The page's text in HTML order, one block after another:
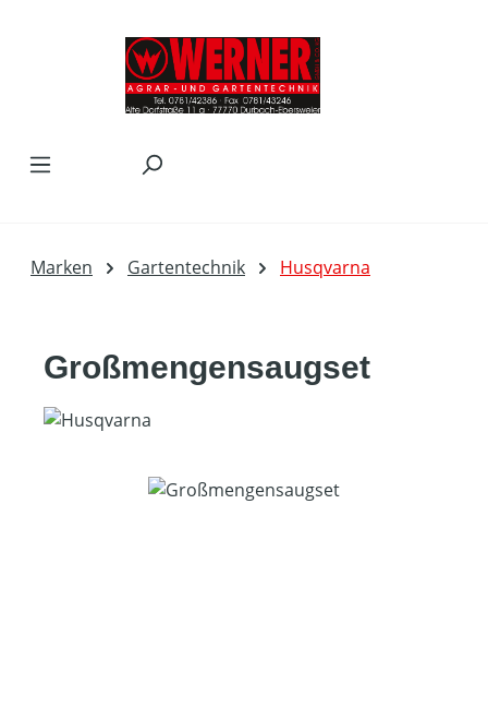
Marken Gartentechnik Husqvarna
Großmengensaugset
Bildergalerie überspringen